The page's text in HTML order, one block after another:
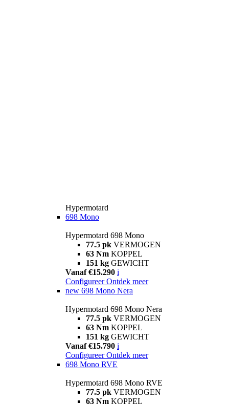
Hypermotard
698 Mono
Hypermotard 698 Mono
77.5 pk VERMOGEN
63 Nm KOPPEL
151 kg GEWICHT
Vanaf €15.290 i
Configureer Ontdek meer
new 698 Mono Nera
Hypermotard 698 Mono Nera
77.5 pk VERMOGEN
63 Nm KOPPEL
151 kg GEWICHT
Vanaf €15.790 i
Configureer Ontdek meer
698 Mono RVE
Hypermotard 698 Mono RVE
77.5 pk VERMOGEN
63 Nm KOPPEL